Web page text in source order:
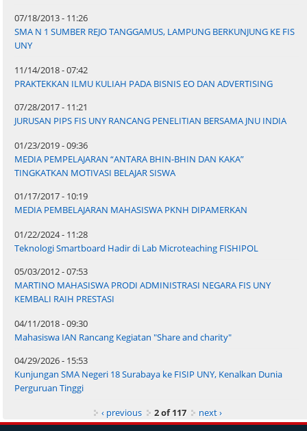
07/18/2013 - 11:26
SMA N 1 SUMBER REJO TANGGAMUS, LAMPUNG BERKUNJUNG KE FIS
UNY
11/14/2018 - 07:42
PRAKTEKKAN ILMU KULIAH PADA BISNIS EO DAN ADVERTISING
07/28/2017 - 11:21
JURUSAN PIPS FIS UNY RANCANG PENELITIAN BERSAMA JNU INDIA
01/23/2019 - 09:36
MEDIA PEMPELAJARAN “ANTARA BHIN-BHIN DAN KAKA”
TINGKATKAN MOTIVASI BELAJAR SISWA
01/17/2017 - 10:19
MEDIA PEMBELAJARAN MAHASISWA PKNH DIPAMERKAN
01/22/2024 - 11:28
Teknologi Smartboard Hadir di Lab Microteaching FISHIPOL
05/03/2012 - 07:53
MARTINO MAHASISWA PRODI ADMINISTRASI NEGARA FIS UNY
KEMBALI RAIH PRESTASI
04/11/2018 - 09:30
Mahasiswa IAN Rancang Kegiatan "Share and charity"
04/29/2026 - 15:53
Kunjungan SMA Negeri 18 Surabaya ke FISIP UNY, Kenalkan Dunia
Perguruan Tinggi
‹ previous
2 of 117 next ›